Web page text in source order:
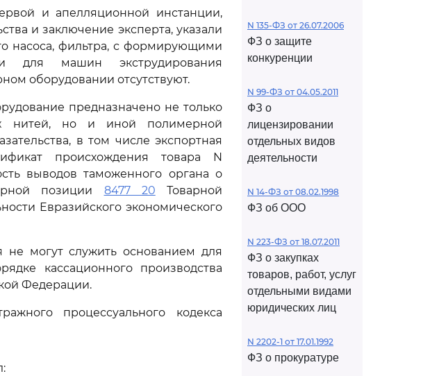
и апелляционной инстанции,
и заключение эксперта, указали
насоса, фильтра, с формирующими
для машин экструдирования
оборудовании отсутствуют.
предназначено не только
нитей, но и иной полимерной
в том числе экспортная
происхождения товара N
выводов таможенного органа о
позиции 8477 20 Товарной
Евразийского экономического
не могут служить основанием для
кассационного производства
Федерации.
процессуального кодекса
N 135-ФЗ от 26.07.2006
ФЗ о защите
конкуренции
N 99-ФЗ от 04.05.2011
ФЗ о
лицензировании
отдельных видов
деятельности
N 14-ФЗ от 08.02.1998
ФЗ об ООО
N 223-ФЗ от 18.07.2011
ФЗ о закупках
товаров, работ, услуг
отдельными видами
юридических лиц
N 2202-1 от 17.01.1992
ФЗ о прокуратуре